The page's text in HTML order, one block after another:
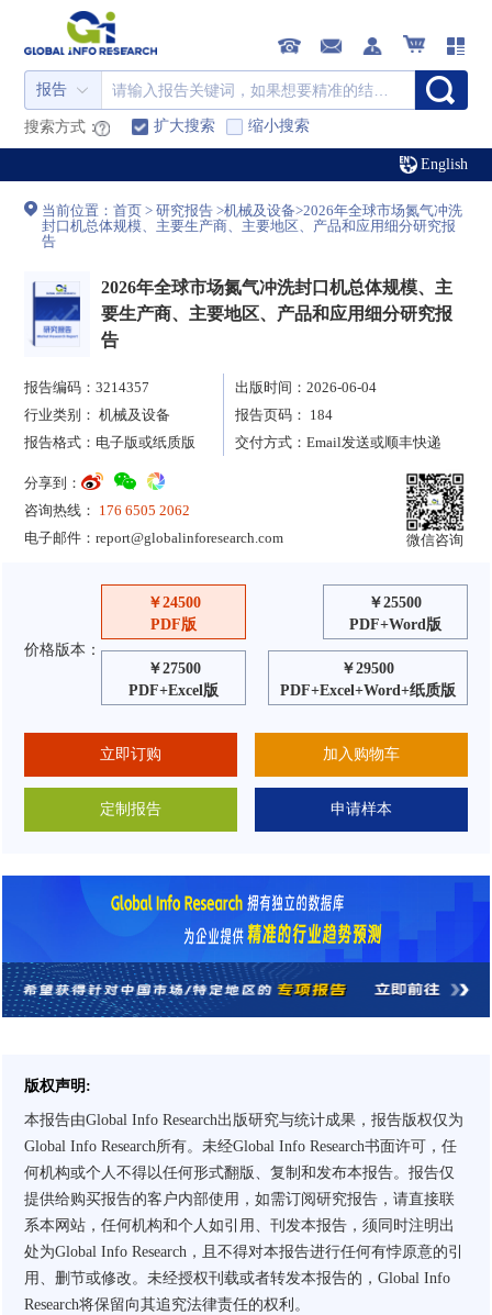
报告
搜索方式： 扩大搜索 缩小搜索
English
当前位置：首页> 研究报告>机械及设备>2026年全球市场氮气冲洗
封口机总体规模、主要生产商、主要地区、产品和应用细分研究报
告
2026年全球市场氮气冲洗封口机总体规模、主
要生产商、主要地区、产品和应用细分研究报
告
报告编码：3214357
出版时间：2026-06-04
行业类别：机械及设备
报告页码： 184
报告格式：电子版或纸质版
交付方式：Email发送或顺丰快递
分享到：
咨询热线： 176 6505 2062
电子邮件：report@globalinforesearch.com 微信咨询
价格版本：
￥24500
PDF版
￥25500
PDF+Word版
￥27500
PDF+Excel版
￥29500
PDF+Excel+Word+纸质版
立即订购 加入购物车
定制报告 申请样本
版权声明:
本报告由Global Info Research出版研究与统计成果，报告版权仅为
Global Info Research所有。未经Global Info Research书面许可，任
何机构或个人不得以任何形式翻版、复制和发布本报告。报告仅
提供给购买报告的客户内部使用，如需订阅研究报告，请直接联
系本网站，任何机构和个人如引用、刊发本报告，须同时注明出
处为Global Info Research，且不得对本报告进行任何有悖原意的引
用、删节或修改。未经授权刊载或者转发本报告的，Global Info
Research将保留向其追究法律责任的权利。